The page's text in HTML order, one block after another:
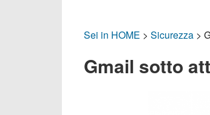
Sei in HOME > Sicurezza >
Gmail sotto